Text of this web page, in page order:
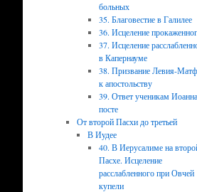
больных
35. Благовестие в Галилее
36. Исцеление
37. Исцеление
в Капернауме
38. Призвание Левия-
к апостольству
39. Ответ ученикам
посте
От второй Пасхи до третьей
В Иудее
40. В Иерусалиме на
Пасхе. Исцеление
расслабленного при Овчей
купели